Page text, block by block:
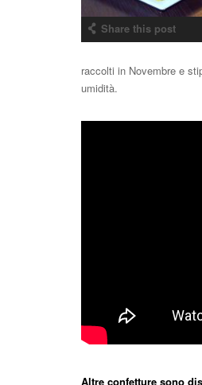
Share this post
raccolti in Novembre e
umidità.
Altre confetture sono